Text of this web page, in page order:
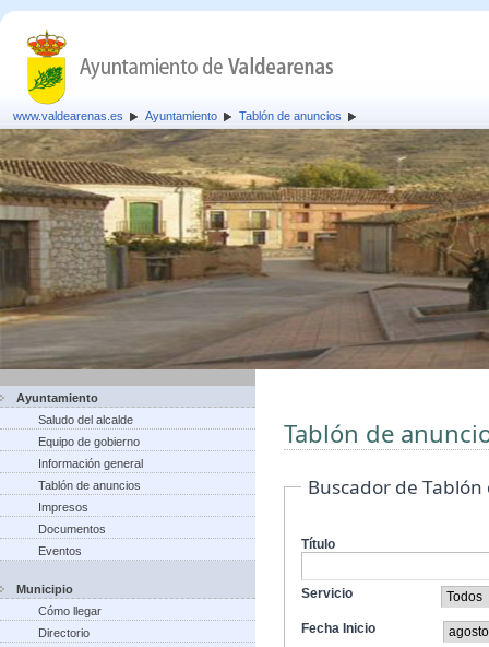
www.valdearenas.es Ayuntamiento Tablón de anuncios
Ayuntamiento
Saludo del alcalde
Equipo de gobierno
Información general
Tablón de anuncios
Impresos
Documentos
Eventos
Municipio
Cómo llegar
Directorio
Tablón de
Buscador de
Título
Servicio
Fecha Inicio